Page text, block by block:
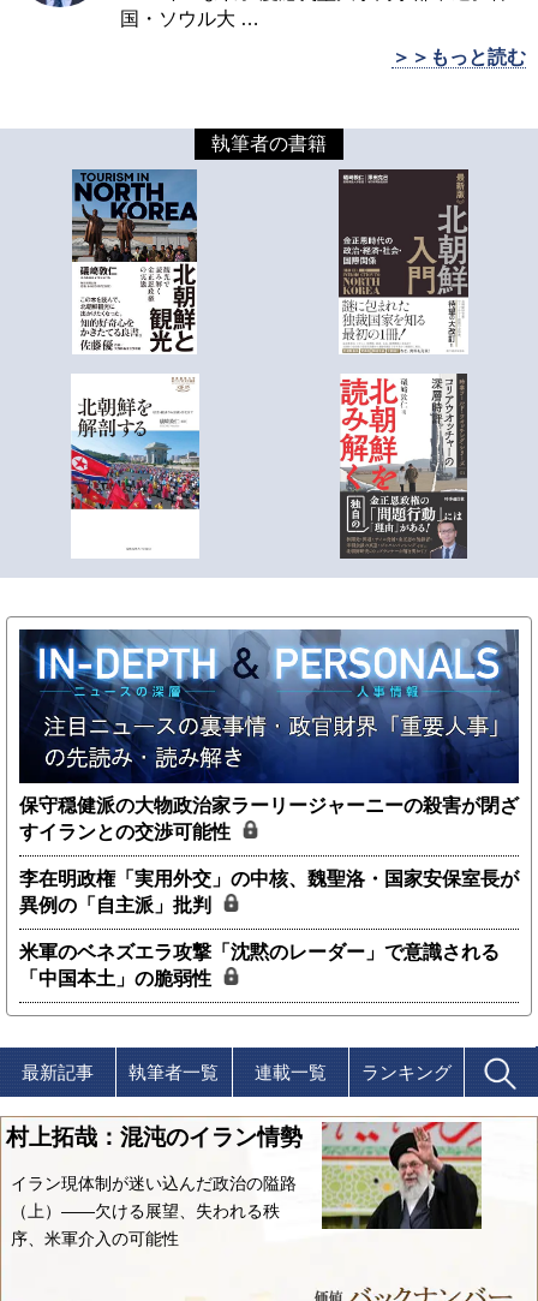
国・ソウル大 …
＞＞もっと読む
執筆者の書籍
保守穏健派の大物政治家ラーリージャーニーの殺害が閉ざ
すイランとの交渉可能性
李在明政権「実用外交」の中核、魏聖洛・国家安保室長が
異例の「自主派」批判
米軍のベネズエラ攻撃「沈黙のレーダー」で意識される
「中国本土」の脆弱性
最新記事 執筆者一覧 連載一覧 ランキング
村上拓哉：混沌のイラン情勢
イラン現体制が迷い込んだ政治の隘路
（上）――欠ける展望、失われる秩
序、米軍介入の可能性